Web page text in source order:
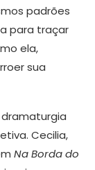
padrões
para traçar
ela,
sua
Cecilia,
Na Borda do